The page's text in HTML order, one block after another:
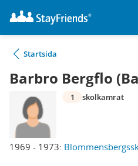
Startsida
Barbro Bergflo
1969 - 1973:
1 skolkamrat